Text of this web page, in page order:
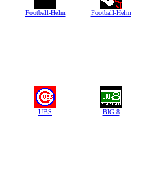
Football-Helm Football-Helm
UBS BIG 8